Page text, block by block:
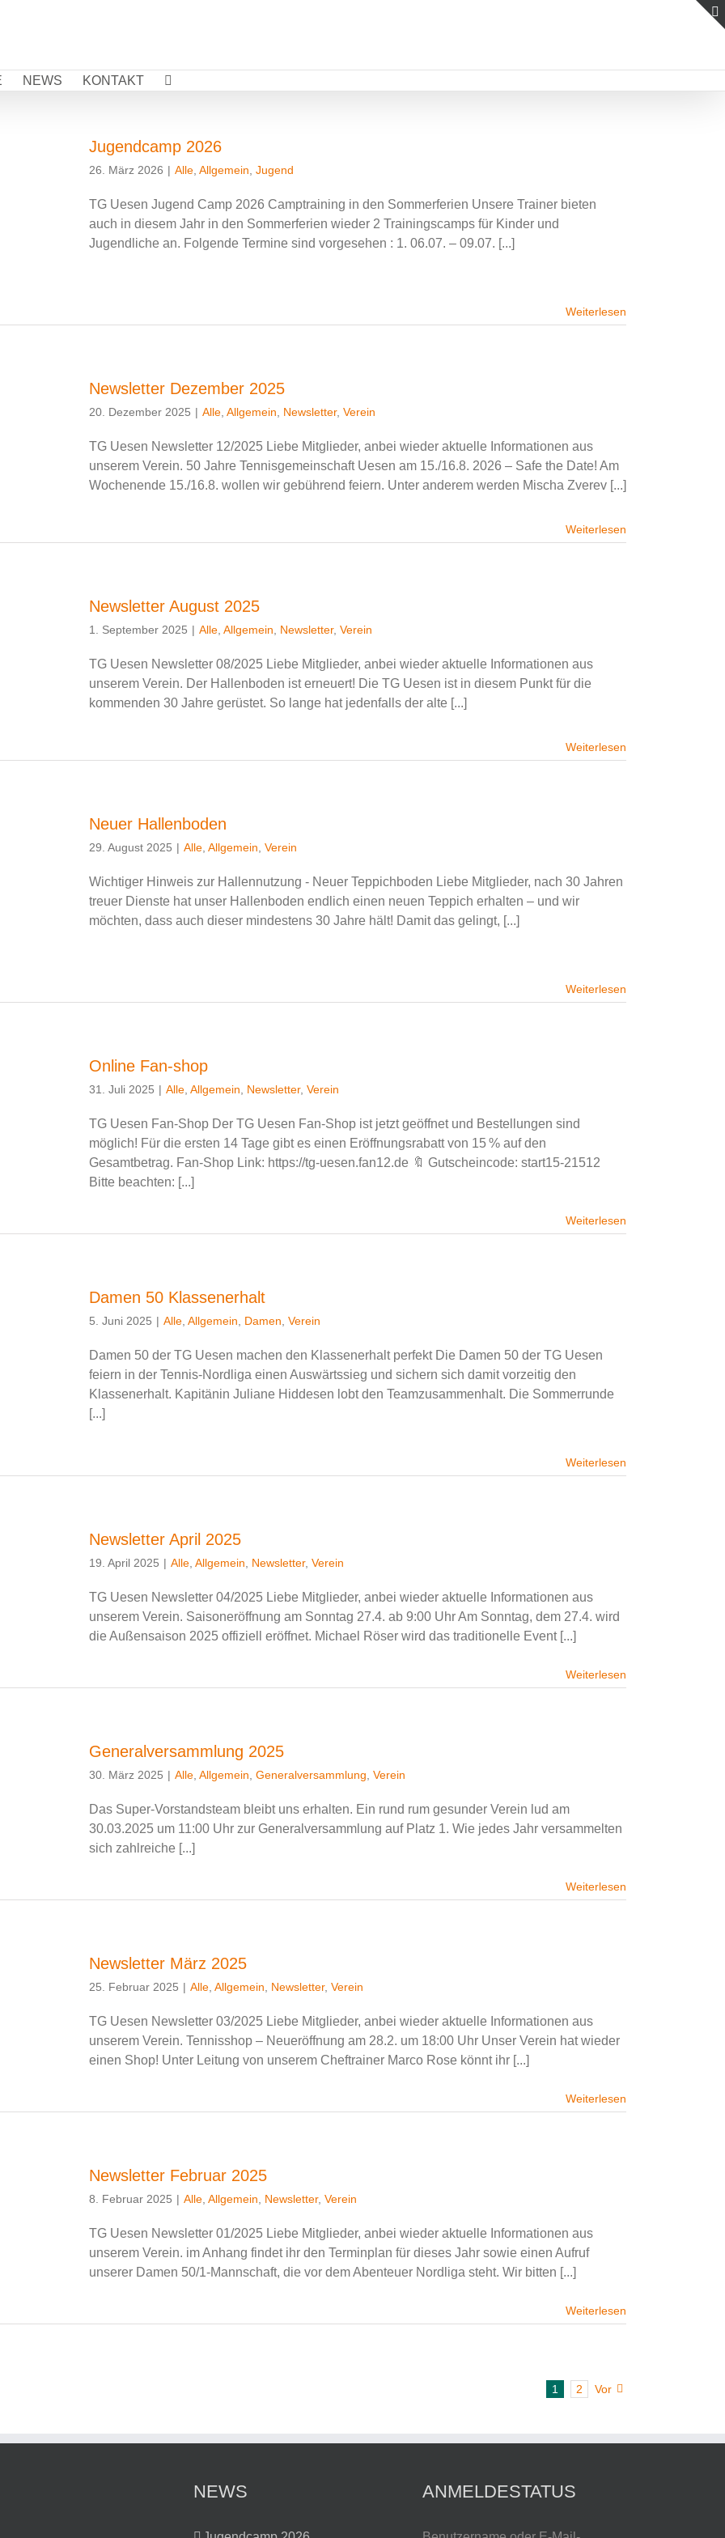
NEWS KONTAKT
Jugendcamp 2026
26. März 2026 | Alle Allgemein Jugend
TG Uesen Jugend Camp 2026 Camptraining in den Sommerferien Unsere Trainer bieten
auch in diesem Jahr in den Sommerferien wieder 2 Trainingscamps für Kinder und
Jugendliche an. Folgende Termine sind vorgesehen : 1. 06.07. – 09.07. [...]
Weiterlesen
Newsletter Dezember 2025
20. Dezember 2025 | Alle Allgemein Newsletter, Verein
TG Uesen Newsletter 12/2025 Liebe Mitglieder, anbei wieder aktuelle Informationen aus
unserem Verein. 50 Jahre Tennisgemeinschaft Uesen am 15./16.8. 2026 – Safe the Date! Am
Wochenende 15./16.8. wollen wir gebührend feiern. Unter anderem werden Mischa Zverev [...]
Weiterlesen
Newsletter August 2025
1. September 2025 | Alle Allgemein Newsletter, Verein
TG Uesen Newsletter 08/2025 Liebe Mitglieder, anbei wieder aktuelle Informationen aus
unserem Verein. Der Hallenboden ist erneuert! Die TG Uesen ist in diesem Punkt für die
kommenden 30 Jahre gerüstet. So lange hat jedenfalls der alte [...]
Weiterlesen
Neuer Hallenboden
29. August 2025 | Alle Allgemein Verein
Wichtiger Hinweis zur Hallennutzung - Neuer Teppichboden Liebe Mitglieder, nach 30 Jahren
treuer Dienste hat unser Hallenboden endlich einen neuen Teppich erhalten – und wir
möchten, dass auch dieser mindestens 30 Jahre hält! Damit das gelingt, [...]
Weiterlesen
Online Fan-shop
31. Juli 2025 | Alle Allgemein Newsletter, Verein
TG Uesen Fan-Shop Der TG Uesen Fan-Shop ist jetzt geöffnet und Bestellungen sind
möglich! Für die ersten 14 Tage gibt es einen Eröffnungsrabatt von 15 % auf den
Gesamtbetrag. Fan-Shop Link: https://tg-uesen.fan12.de 🔖 Gutscheincode: start15-21512
Bitte beachten: [...]
Weiterlesen
Damen 50 Klassenerhalt
5. Juni 2025 | Alle Allgemein Damen Verein
Damen 50 der TG Uesen machen den Klassenerhalt perfekt Die Damen 50 der TG Uesen
feiern in der Tennis-Nordliga einen Auswärtssieg und sichern sich damit vorzeitig den
Klassenerhalt. Kapitänin Juliane Hiddesen lobt den Teamzusammenhalt. Die Sommerrunde
[...]
Weiterlesen
Newsletter April 2025
19. April 2025 | Alle Allgemein Newsletter, Verein
TG Uesen Newsletter 04/2025 Liebe Mitglieder, anbei wieder aktuelle Informationen aus
unserem Verein. Saisoneröffnung am Sonntag 27.4. ab 9:00 Uhr Am Sonntag, dem 27.4. wird
die Außensaison 2025 offiziell eröffnet. Michael Röser wird das traditionelle Event [...]
Weiterlesen
Generalversammlung 2025
30. März 2025 | Alle Allgemein Generalversammlung Verein
Das Super-Vorstandsteam bleibt uns erhalten. Ein rund rum gesunder Verein lud am
30.03.2025 um 11:00 Uhr zur Generalversammlung auf Platz 1. Wie jedes Jahr versammelten
sich zahlreiche [...]
Weiterlesen
Newsletter März 2025
25. Februar 2025 | Alle Allgemein Newsletter, Verein
TG Uesen Newsletter 03/2025 Liebe Mitglieder, anbei wieder aktuelle Informationen aus
unserem Verein. Tennisshop – Neueröffnung am 28.2. um 18:00 Uhr Unser Verein hat wieder
einen Shop! Unter Leitung von unserem Cheftrainer Marco Rose könnt ihr [...]
Weiterlesen
Newsletter Februar 2025
8. Februar 2025 | Alle Allgemein Newsletter, Verein
TG Uesen Newsletter 01/2025 Liebe Mitglieder, anbei wieder aktuelle Informationen aus
unserem Verein. im Anhang findet ihr den Terminplan für dieses Jahr sowie einen Aufruf
unserer Damen 50/1-Mannschaft, die vor dem Abenteuer Nordliga steht. Wir bitten [...]
Weiterlesen
1 2 Vor
NEWS ANMELDESTATUS